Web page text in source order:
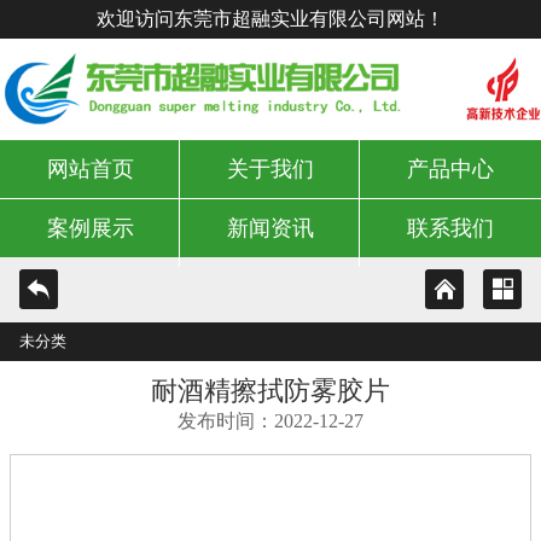
欢迎访问东莞市超融实业有限公司网站！
网站首页 关于我们 产品中心
案例展示 新闻资讯 联系我们
未分类
耐酒精擦拭防雾胶片
发布时间：2022-12-27